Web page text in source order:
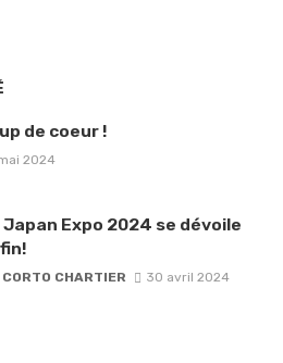
de coeur !
2024
Japan Expo 2024 se dévoile
CORTO CHARTIER 30 avril 2024